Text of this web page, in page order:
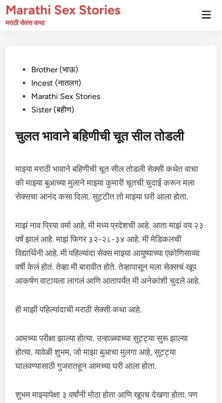
Skip
toMarathi Sex Stories
मराठी सेक्स कथा
PostedBrother (भाऊ)
Incest (नातलग)
Marathi Sex Stories
Sister (बहीण)
चुलत भावाने बहिणीची चूत सील तोडली
माझ्या मराठी भावाने बहिणीची चूत सील तोडली सेक्सी कथेत वाचा
की माझ्या बुआच्या मुलाने माझ्या कुमारी चूतची चुदाई करून मला
सेक्सचा आनंद कसा दिला. सुट्टीत तो माझ्या घरी आला होता.
माझं नाव प्रिया वर्मा आहे, मी मध्य प्रदेशची आहे. आता माझं वय २३
वर्षं झालं आहे. माझं फिगर ३२-२८-३४ आहे. मी मेडिकलची
विद्यार्थिनी आहे. मी पहिल्यांदा सेक्स माझ्या आयुष्याच्या एकोणिसाव्या
वर्षी केलं होतं. तेव्हा मी बारावीत होते. तेव्हापासून मला सेक्सचं खूप
आकर्षण वाटायला लागलं आणि आतापर्यंत मी अनेकांशी चुदले आहे.
ही माझी पहिल्यांदाची मराठी सेक्सी कथा आहे.
आमच्या परीक्षा झाल्या होत्या. उन्हाळ्याच्या सुट्ट्या सुरू झाल्या
होत्या. यावेळी शुभम, जो माझा बुआचा मुलगा आहे, सुट्ट्या
घालवण्यासाठी गुजरातहून आमच्या घरी आला होता.
शुभम माझ्यापेक्षा ३ वर्षांनी मोठा होता आणि खूपच देखणा होता. पण